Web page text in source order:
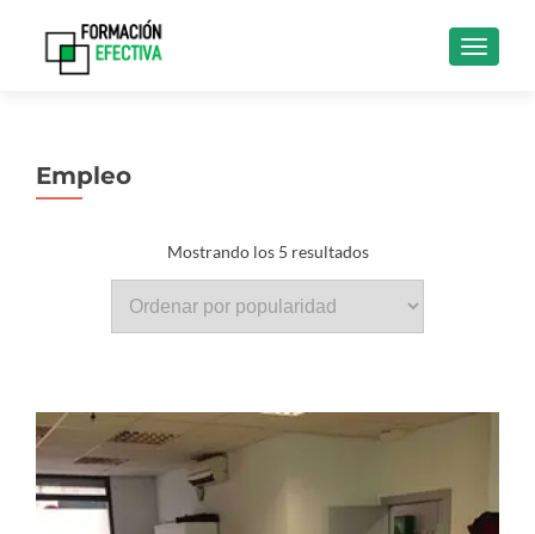
Empleo
Mostrando los 5 resultadosOrdenado